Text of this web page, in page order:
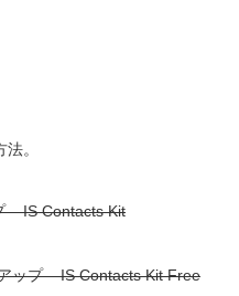
。
– IS Contacts Kit
ップ – IS Contacts Kit Free